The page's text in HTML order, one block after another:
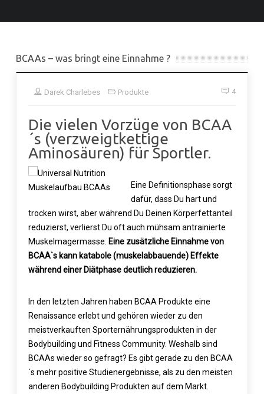
BCAAs – was bringt eine Einnahme ?
Darek Charlebes Produkte 4
Die vielen Vorzüge von BCAA
´s (verzweigtkettige
Aminosäuren) für Sportler.
Eine Definitionsphase sorgt
dafür, dass Du hart und
trocken wirst, aber während Du Deinen Körperfettanteil
reduzierst, verlierst Du oft auch mühsam antrainierte
Muskelmagermasse. Eine zusätzliche Einnahme von
BCAA`s kann katabole (muskelabbauende) Effekte
während einer Diätphase deutlich reduzieren.
In den letzten Jahren haben BCAA Produkte eine
Renaissance erlebt und gehören wieder zu den
meistverkauften Sporternährungsprodukten in der
Bodybuilding und Fitness Community. Weshalb sind
BCAAs wieder so gefragt? Es gibt gerade zu den BCAA
´s mehr positive Studienergebnisse, als zu den meisten
anderen Bodybuilding Produkten auf dem Markt.